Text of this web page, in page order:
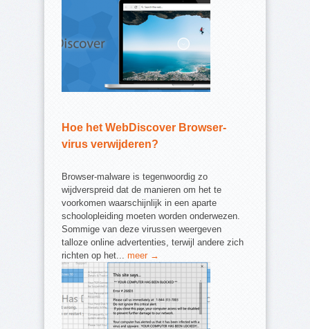
Hoe het WebDiscover Browser-
virus verwijderen?
Browser-malware is tegenwoordig zo
wijdverspreid dat de manieren om het te
voorkomen waarschijnlijk in een aparte
schoolopleiding moeten worden onderwezen.
Sommige van deze virussen weergeven
talloze online advertenties, terwijl andere zich
richten op het... meer →